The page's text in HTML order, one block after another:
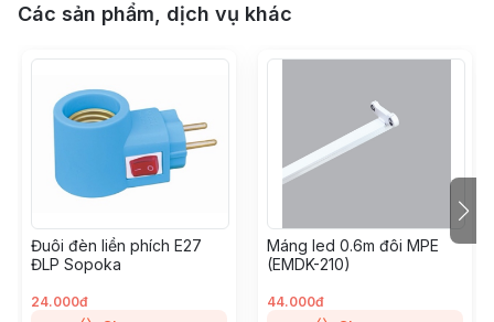
Các sản phẩm, dịch vụ khác
Đuôi đèn liền phích E27
ĐLP Sopoka
24.000đ
Máng led 0.6m đôi MPE
(EMDK-210)
44.000đ